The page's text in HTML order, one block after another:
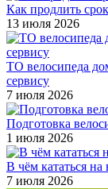
Как продлить
13 июля 2026
ТО велосипеда
сервису
7 июля 2026
Подготовка
1 июля 2026
В чём кататься
7 июля 2026